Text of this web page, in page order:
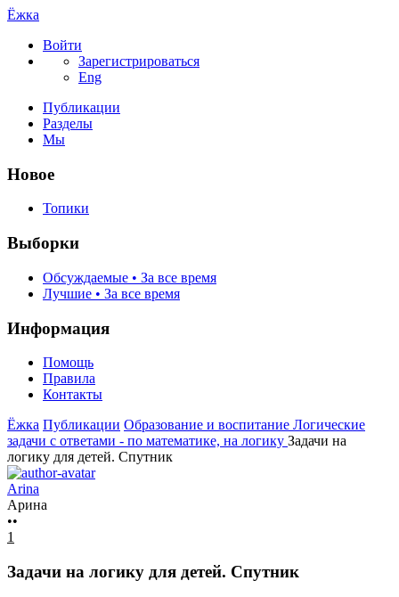
Ёжка
Войти
Зарегистрироваться
Eng
Публикации
Разделы
Мы
Новое
Топики
Выборки
Обсуждаемые • За все время
Лучшие • За все время
Информация
Помощь
Правила
Контакты
Ёжка Публикации Образование и воспитание Логические
задачи с ответами - по математике, на логику Задачи на
логику для детей. Спутник
Arina
Арина
••
1
Задачи на логику для детей. Спутник